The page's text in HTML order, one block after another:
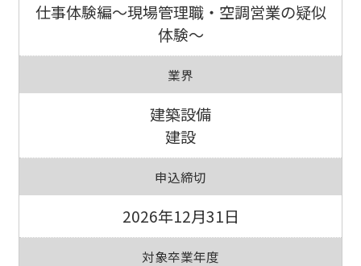
仕事体験編～現場管理職・空調営業の疑似
体験～
業界
建築設備
建設
申込締切
2026年12月31日
対象卒業年度